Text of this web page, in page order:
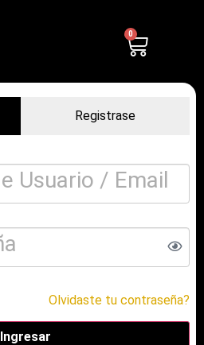
0
Registrase
Olvidaste tu contraseña?
Ingresar